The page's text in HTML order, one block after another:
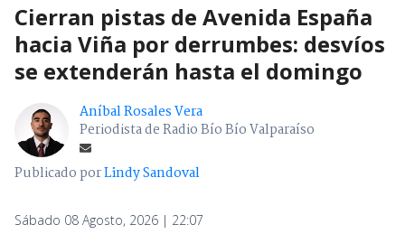
Cierran pistas de Avenida España
hacia Viña por derrumbes: desvíos
se extenderán hasta el domingo
Aníbal Rosales Vera
Periodista de Radio Bío Bío Valparaíso
Publicado porLindy Sandoval
Sábado 08 Agosto, 2026 | 22:07